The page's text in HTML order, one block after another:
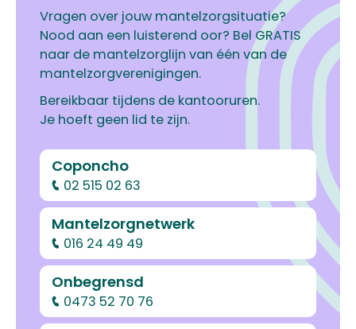
Vragen over jouw mantelzorgsituatie?
Nood aan een luisterend oor? Bel GRATIS
naar de mantelzorglijn van één van de
mantelzorgverenigingen.
Bereikbaar tijdens de kantooruren.
Je hoeft geen lid te zijn.
Coponcho
02 515 02 63
Mantelzorgnetwerk
016 24 49 49
Onbegrensd
0473 52 70 76